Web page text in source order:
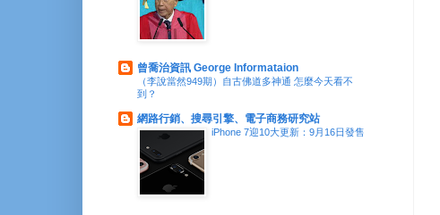
曾喬治資訊 George Informataion
（李說當然949期）自古佛道多神通 怎麼今天看不
到？
網路行銷、搜尋引擎、電子商務研究站
iPhone 7迎10大更新：9月16日發售